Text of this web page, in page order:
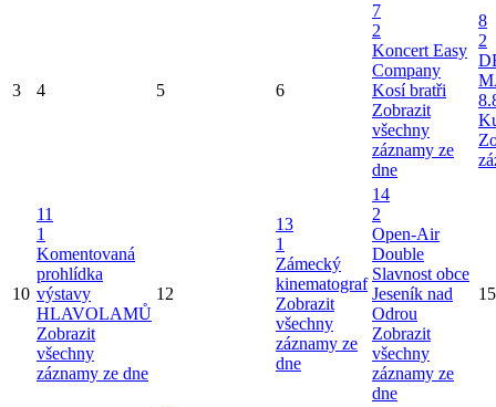
3 4 5 6
7
2
Koncert Easy
Company
Kosí bratři
Zobrazit
všechny
záznamy ze
dne
8
2
10
11
1
Komentovaná
prohlídka
výstavy
HLAVOLAMŮ
Zobrazit
všechny
záznamy ze dne
12
13
1
Zámecký
kinematograf
Zobrazit
všechny
záznamy ze
dne
14
2
Open-Air
Double
Slavnost obce
Jeseník nad
Odrou
Zobrazit
všechny
záznamy ze
dne
15